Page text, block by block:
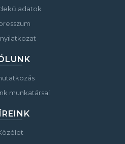
adatok
munkatársai